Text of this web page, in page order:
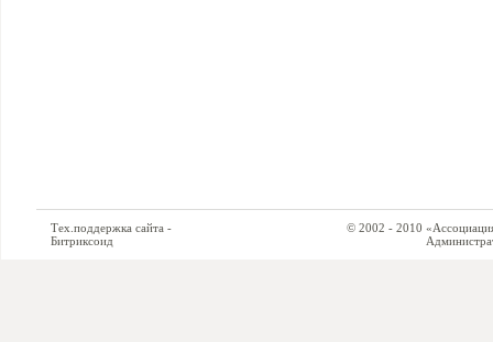
Тех.поддержка сайта -
Битриксоид
© 2002 - 2010 «Ассоциация